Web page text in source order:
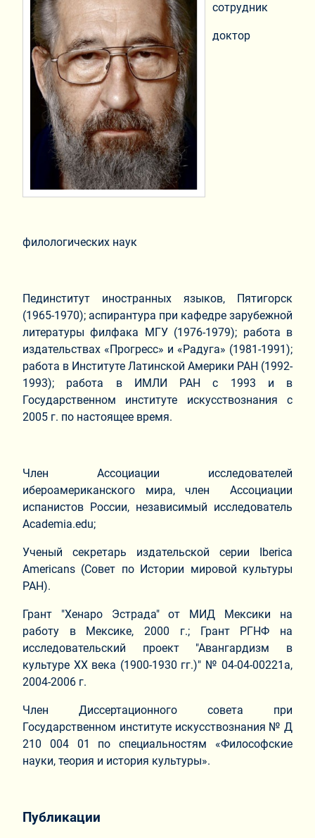
сотрудник
доктор
филологических наук
Пединститут иностранных языков, Пятигорск
(1965-1970); аспирантура при кафедре зарубежной
литературы филфака МГУ (1976-1979); работа в
издательствах «Прогресс» и «Радуга» (1981-1991);
работа в Институте Латинской Америки РАН (1992-
1993); работа в ИМЛИ РАН с 1993 и в
Государственном институте искусствознания с
2005 г. по настоящее время.
Член Ассоциации исследователей
ибероамериканского мира, член Ассоциации
испанистов России, независимый исследователь
Academia.edu;
Ученый секретарь издательской серии Iberica
Americans (Совет по Истории мировой культуры
РАН).
Грант "Хенаро Эстрада" от МИД Мексики на
работу в Мексике, 2000 г.; Грант РГНФ на
исследовательский проект "Авангардизм в
культуре ХХ века (1900-1930 гг.)" № 04-04-00221а,
2004-2006 г.
Член Диссертационного совета при
Государственном институте искусствознания № Д
210 004 01 по специальностям «Философские
науки, теория и история культуры».
Публикации